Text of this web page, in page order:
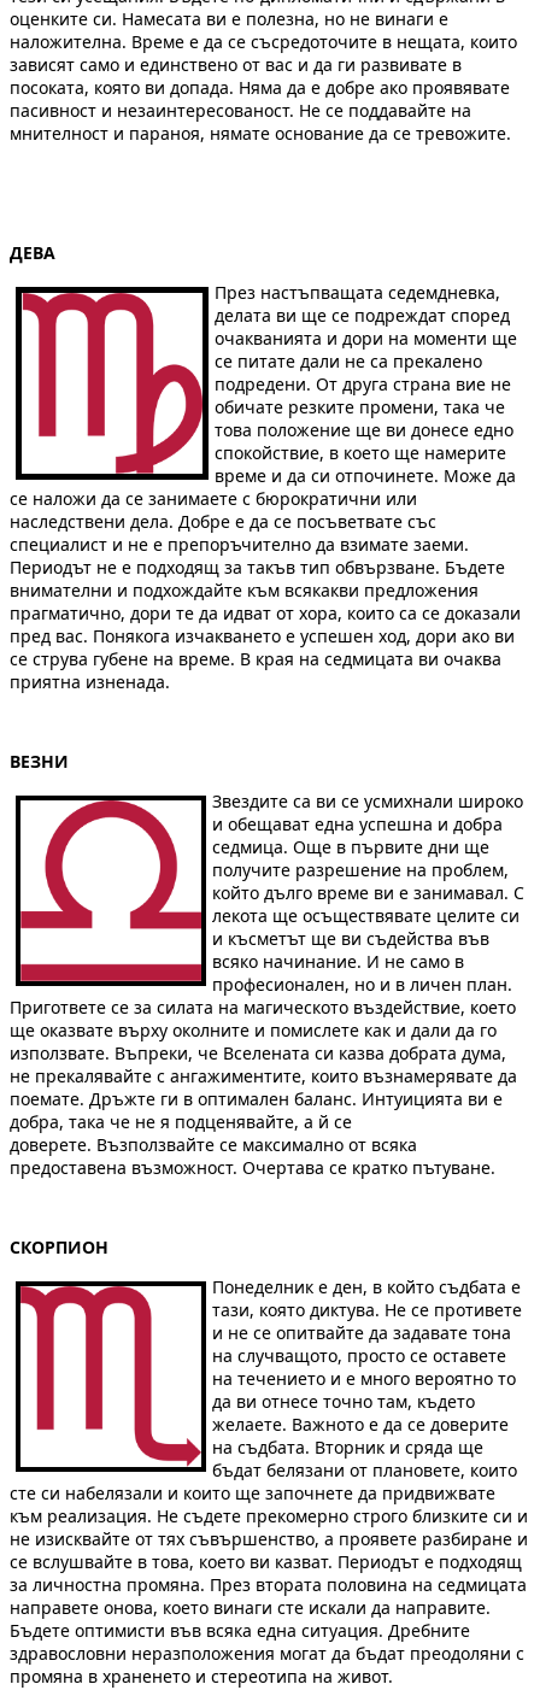
оценките си. Намесата ви е полезна, но не винаги е
наложителна. Време е да се съсредоточите в нещата, които
зависят само и единствено от вас и да ги развивате в
посоката, която ви допада. Няма да е добре ако проявявате
пасивност и незаинтересованост. Не се поддавайте на
мнителност и параноя, нямате основание да се тревожите.
ДЕВА
През настъпващата седемдневка,
делата ви ще се подреждат според
очакванията и дори на моменти ще
се питате дали не са прекалено
подредени. От друга страна вие не
обичате резките промени, така че
това положение ще ви донесе едно
спокойствие, в което ще намерите
време и да си отпочинете. Може да
се наложи да се занимаете с бюрократични или
наследствени дела. Добре е да се посъветвате със
специалист и не е препоръчително да взимате заеми.
Периодът не е подходящ за такъв тип обвързване. Бъдете
внимателни и подхождайте към всякакви предложения
прагматично, дори те да идват от хора, които са се доказали
пред вас. Понякога изчакването е успешен ход, дори ако ви
се струва губене на време. В края на седмицата ви очаква
приятна изненада.
ВЕЗНИ
Звездите са ви се усмихнали широко
и обещават една успешна и добра
седмица. Още в първите дни ще
получите разрешение на проблем,
който дълго време ви е занимавал. С
лекота ще осъществявате целите си
и късметът ще ви съдейства във
всяко начинание. И не само в
професионален, но и в личен план.
Пригответе се за силата на магическото въздействие, което
ще оказвате върху околните и помислете как и дали да го
използвате. Въпреки, че Вселената си казва добрата дума,
не прекалявайте с ангажиментите, които възнамерявате да
поемате. Дръжте ги в оптимален баланс. Интуицията ви е
добра, така че не я подценявайте, а й се
доверете. Възползвайте се максимално от всяка
предоставена възможност. Очертава се кратко пътуване.
СКОРПИОН
Понеделник е ден, в който съдбата е
тази, която диктува. Не се противете
и не се опитвайте да задавате тона
на случващото, просто се оставете
на течението и е много вероятно то
да ви отнесе точно там, където
желаете. Важното е да се доверите
на съдбата. Вторник и сряда ще
бъдат белязани от плановете, които
сте си набелязали и които ще започнете да придвижвате
към реализация. Не съдете прекомерно строго близките си и
не изисквайте от тях съвършенство, а проявете разбиране и
се вслушвайте в това, което ви казват. Периодът е подходящ
за личностна промяна. През втората половина на седмицата
направете онова, което винаги сте искали да направите.
Бъдете оптимисти във всяка една ситуация. Дребните
здравословни неразположения могат да бъдат преодоляни с
промяна в храненето и стереотипа на живот.